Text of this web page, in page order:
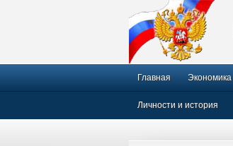
Главная Экономика
Личности и история